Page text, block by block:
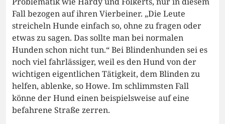
Fall bezogen auf ihren Vierbeiner. „Die Leute
streicheln Hunde einfach so, ohne zu fragen oder
etwas zu sagen. Das sollte man bei normalen
Hunden schon nicht tun.“ Bei Blindenhunden sei es
noch viel fahrlässiger, weil es den Hund von der
wichtigen eigentlichen Tätigkeit, dem Blinden zu
helfen, ablenke, so Howe. Im schlimmsten Fall
könne der Hund einen beispielsweise auf eine
befahrene Straße zerren.